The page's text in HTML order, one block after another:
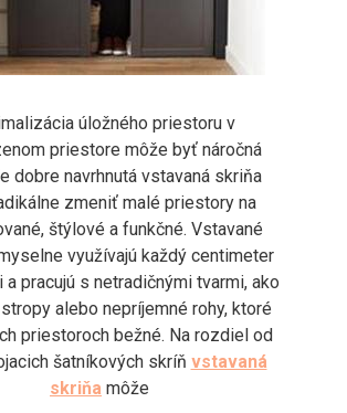
úložného priestoru v
priestore môže byť náročná
dobre navrhnutá vstavaná skriňa
zmeniť malé priestory na
štýlové a funkčné. Vstavané
využívajú každý centimeter
pracujú s netradičnými tvarmi, ako
alebo nepríjemné rohy, ktoré
priestoroch bežné. Na rozdiel od
šatníkových skríň vstavaná
skriňa môže